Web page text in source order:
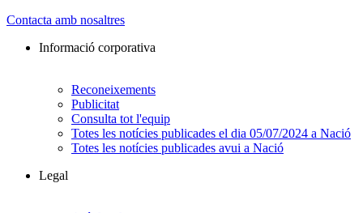
Contacta amb nosaltres
Informació corporativa
Reconeixements
Publicitat
Consulta tot l'equip
Totes les notícies publicades el dia 05/07/2024 a Nació
Totes les notícies publicades avui a Nació
Legal